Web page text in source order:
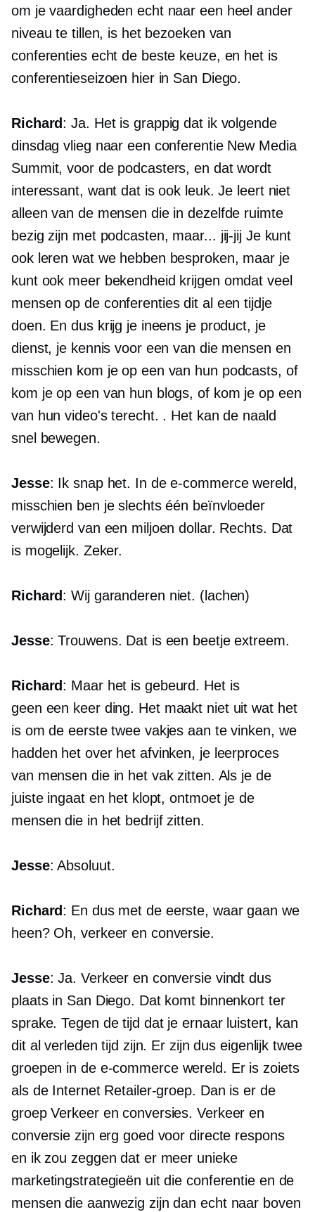
om je vaardigheden echt naar een heel ander
niveau te tillen, is het bezoeken van
conferenties echt de beste keuze, en het is
conferentieseizoen hier in San Diego.
Richard: Ja. Het is grappig dat ik volgende
dinsdag vlieg naar een conferentie New Media
Summit, voor de podcasters, en dat wordt
interessant, want dat is ook leuk. Je leert niet
alleen van de mensen die in dezelfde ruimte
bezig zijn met podcasten, maar... jij-jijJe kunt
ook leren wat we hebben besproken, maar je
kunt ook meer bekendheid krijgen omdat veel
mensen op de conferenties dit al een tijdje
doen. En dus krijg je ineens je product, je
dienst, je kennis voor een van die mensen en
misschien kom je op een van hun podcasts, of
kom je op een van hun blogs, of kom je op een
van hun video's terecht. . Het kan de naald
snel bewegen.
Jesse: Ik snap het. In dee-commercewereld,
misschien ben je slechts één beïnvloeder
verwijderd van een miljoen dollar. Rechts. Dat
is mogelijk. Zeker.
Richard: Wij garanderen niet. (lachen)
Jesse: Trouwens. Dat is een beetje extreem.
Richard: Maar het is gebeurd. Het is
geen een keerding. Het maakt niet uit wat het
is om de eerste twee vakjes aan te vinken, we
hadden het over het afvinken, je leerproces
van mensen die in het vak zitten. Als je de
juiste ingaat en het klopt, ontmoet je de
mensen die in het bedrijf zitten.
Jesse: Absoluut.
Richard: En dus met de eerste, waar gaan we
heen? Oh, verkeer en conversie.
Jesse: Ja. Verkeer en conversie vindt dus
plaats in San Diego. Dat komt binnenkort ter
sprake. Tegen de tijd dat je ernaar luistert, kan
dit al verleden tijd zijn. Er zijn dus eigenlijk twee
groepen in de e-commercewereld. Er is zoiets
als de Internet Retailer-groep. Dan is er de
groep Verkeer en conversies. Verkeer en
conversie zijn erg goed voor directe respons
en ik zou zeggen dat er meer unieke
marketingstrategieën uit die conferentie en de
mensen die aanwezig zijn dan echt naar boven